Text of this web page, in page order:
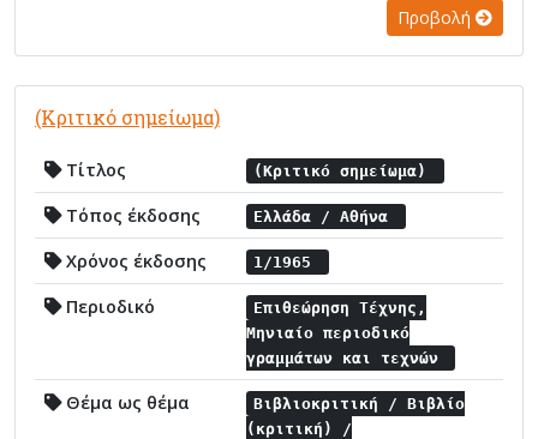
Προβολή
(Κριτικό σημείωμα)
Τίτλος (Κριτικό σημείωμα)
Τόπος έκδοσης Ελλάδα / Αθήνα
Χρόνος έκδοσης 1/1965
Περιοδικό
Επιθεώρηση Τέχνης,
Μηνιαίο περιοδικό
γραμμάτων και τεχνών
Θέμα ως θέμα
Βιβλιοκριτική / Βιβλίο
(κριτική) /